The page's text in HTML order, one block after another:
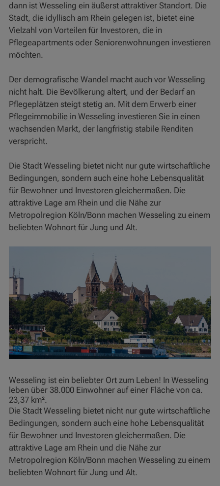
dann ist Wesseling ein äußerst attraktiver Standort. Die
Stadt, die idyllisch am Rhein gelegen ist, bietet eine
Vielzahl von Vorteilen für Investoren, die in
Pflegeapartments oder Seniorenwohnungen investieren
möchten.
Der demografische Wandel macht auch vor Wesseling
nicht halt. Die Bevölkerung altert, und der Bedarf an
Pflegeplätzen steigt stetig an. Mit dem Erwerb einer
Pflegeimmobilie in Wesseling investieren Sie in einen
wachsenden Markt, der langfristig stabile Renditen
verspricht.
Die Stadt Wesseling bietet nicht nur gute wirtschaftliche
Bedingungen, sondern auch eine hohe Lebensqualität
für Bewohner und Investoren gleichermaßen. Die
attraktive Lage am Rhein und die Nähe zur
Metropolregion Köln/Bonn machen Wesseling zu einem
beliebten Wohnort für Jung und Alt.
Wesseling ist ein beliebter Ort zum Leben! In Wesseling
leben über 38.000 Einwohner auf einer Fläche von ca.
23,37 km².
Die Stadt Wesseling bietet nicht nur gute wirtschaftliche
Bedingungen, sondern auch eine hohe Lebensqualität
für Bewohner und Investoren gleichermaßen. Die
attraktive Lage am Rhein und die Nähe zur
Metropolregion Köln/Bonn machen Wesseling zu einem
beliebten Wohnort für Jung und Alt.